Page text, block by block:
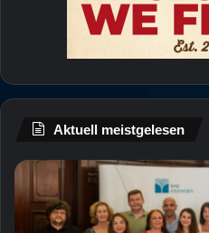
Aktuell meistgelesen